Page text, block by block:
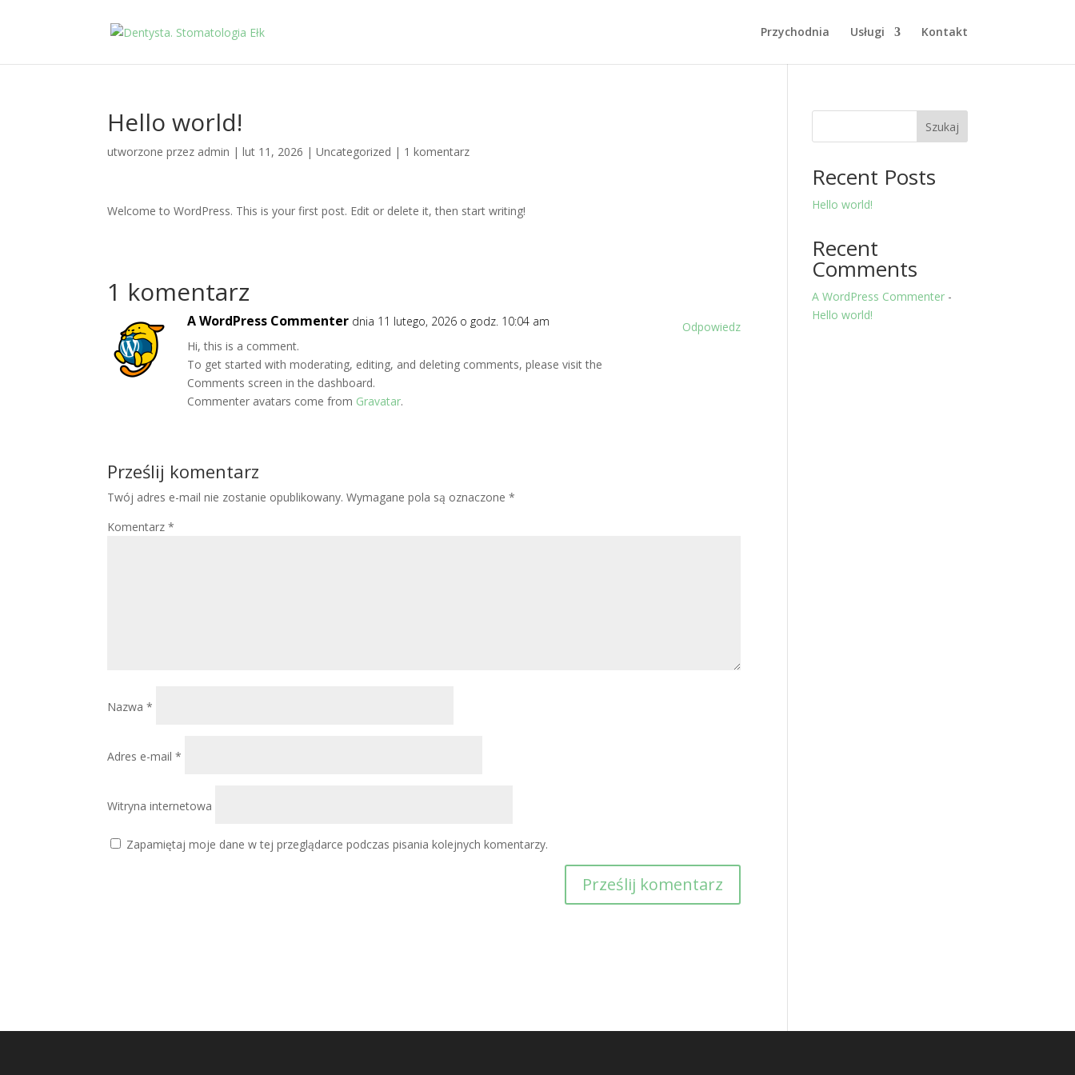
Przychodnia Usługi Kontakt
Hello world!
utworzone przez admin |lut 11, 2026 |Uncategorized | 1 komentarz
Welcome to WordPress. This is your first post. Edit or delete it, then start writing!
1 komentarz
A WordPress Commenter dnia 11 lutego, 2026 o godz. 10:04 am
Hi, this is a comment.
To get started with moderating, editing, and deleting comments, please visit the
Comments screen in the dashboard.
Commenter avatars come from Gravatar.
Odpowiedz
Prześlij komentarz
Twój adres e-mail nie zostanie opublikowany. Wymagane pola są oznaczone*
Komentarz*
Nazwa*
Adres e-mail*
Witryna internetowa
Zapamiętaj moje dane w tej przeglądarce podczas pisania kolejnych komentarzy.
Szukaj
Recent Posts
Hello world!
Recent
Comments
A WordPress Commenter -
Hello world!